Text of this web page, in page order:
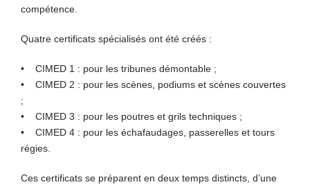
compétence.
Quatre certificats spécialisés ont été créés :
• CIMED 1 : pour les tribunes démontable ;
• CIMED 2 : pour les scènes, podiums et scènes couvertes
;
• CIMED 3 : pour les poutres et grils techniques ;
• CIMED 4 : pour les échafaudages, passerelles et tours
régies.
Ces certificats se préparent en deux temps distincts, d’une